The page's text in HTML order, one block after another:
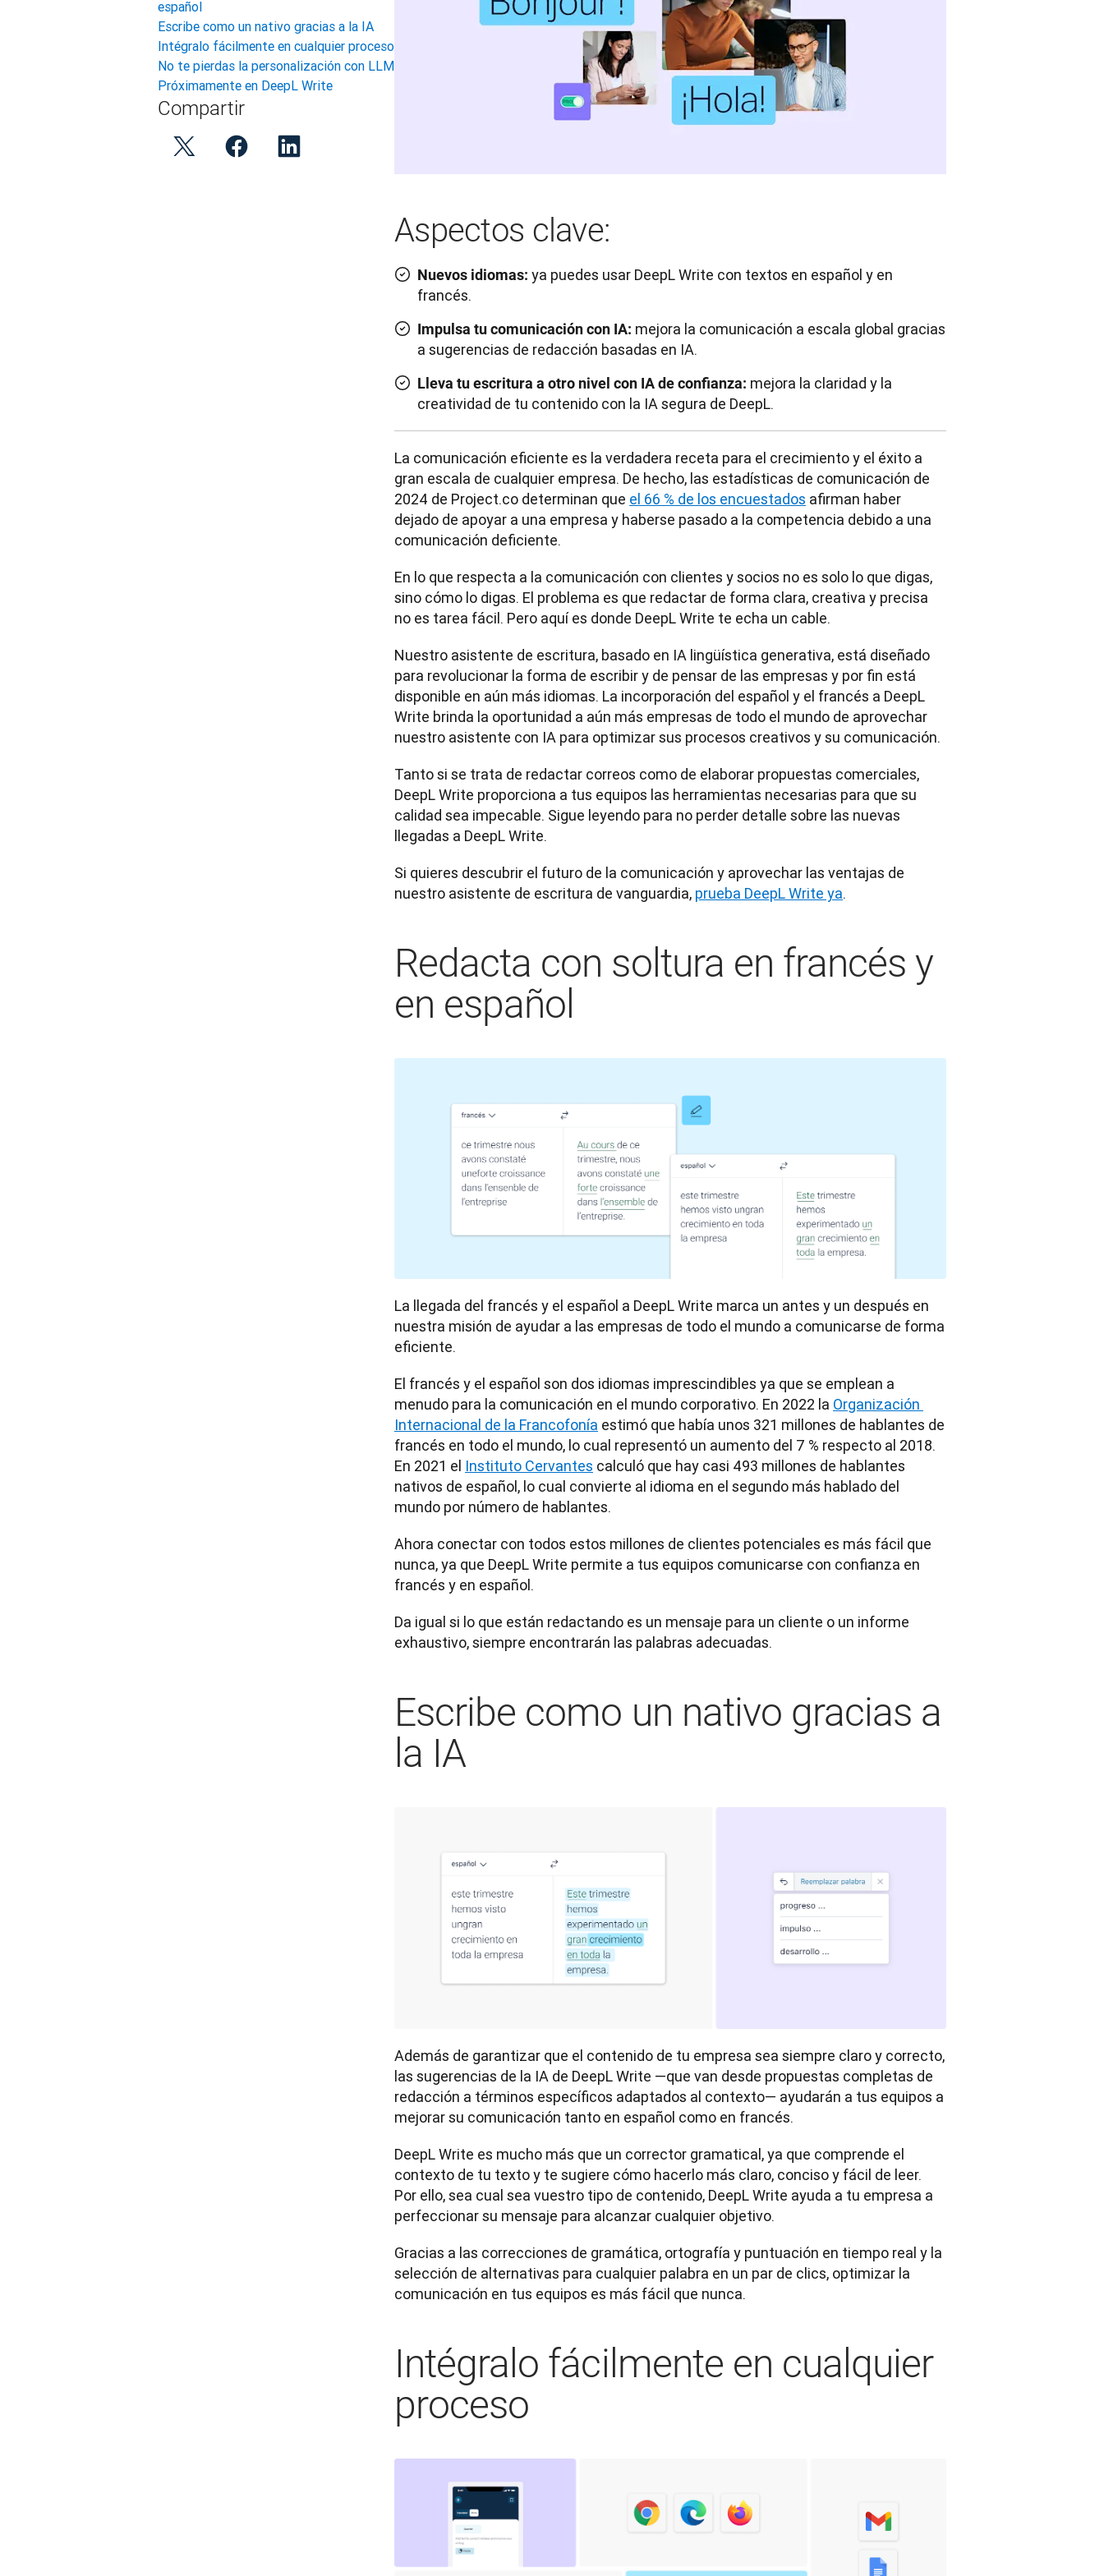
Aspectos clave:
Nuevos idiomas: ya puedes usar DeepL Write con textos en español y en
francés.
Impulsa tu comunicación con IA: mejora la comunicación a escala global gracias
a sugerencias de redacción basadas en IA.
Lleva tu escritura a otro nivel con IA de confianza: mejora la claridad y la
creatividad de tu contenido con la IA segura de DeepL.
La comunicación eficiente es la verdadera receta para el crecimiento y el éxito a
gran escala de cualquier empresa. De hecho, las estadísticas de comunicación de
2024 de Project.co determinan que el 66 % de los encuestados afirman haber
dejado de apoyar a una empresa y haberse pasado a la competencia debido a una
comunicación deficiente.
En lo que respecta a la comunicación con clientes y socios no es solo lo que digas,
sino cómo lo digas. El problema es que redactar de forma clara, creativa y precisa
no es tarea fácil. Pero aquí es donde DeepL Write te echa un cable.
Nuestro asistente de escritura, basado en IA lingüística generativa, está diseñado
para revolucionar la forma de escribir y de pensar de las empresas y por fin está
disponible en aún más idiomas. La incorporación del español y el francés a DeepL
Write brinda la oportunidad a aún más empresas de todo el mundo de aprovechar
nuestro asistente con IA para optimizar sus procesos creativos y su comunicación.
Tanto si se trata de redactar correos como de elaborar propuestas comerciales,
DeepL Write proporciona a tus equipos las herramientas necesarias para que su
calidad sea impecable. Sigue leyendo para no perder detalle sobre las nuevas
llegadas a DeepL Write.
Si quieres descubrir el futuro de la comunicación y aprovechar las ventajas de
nuestro asistente de escritura de vanguardia, prueba DeepL Write ya.
Redacta con soltura en francés y
en español
La llegada del francés y el español a DeepL Write marca un antes y un después en
nuestra misión de ayudar a las empresas de todo el mundo a comunicarse de forma
eficiente.
El francés y el español son dos idiomas imprescindibles ya que se emplean a
menudo para la comunicación en el mundo corporativo. En 2022 la Organización
Internacional de la Francofonía estimó que había unos 321 millones de hablantes de
francés en todo el mundo, lo cual representó un aumento del 7 % respecto al 2018.
En 2021 el Instituto Cervantes calculó que hay casi 493 millones de hablantes
nativos de español, lo cual convierte al idioma en el segundo más hablado del
mundo por número de hablantes.
Ahora conectar con todos estos millones de clientes potenciales es más fácil que
nunca, ya que DeepL Write permite a tus equipos comunicarse con confianza en
francés y en español.
Da igual si lo que están redactando es un mensaje para un cliente o un informe
exhaustivo, siempre encontrarán las palabras adecuadas.
Escribe como un nativo gracias a
la IA
Además de garantizar que el contenido de tu empresa sea siempre claro y correcto,
las sugerencias de la IA de DeepL Write —que van desde propuestas completas de
redacción a términos específicos adaptados al contexto— ayudarán a tus equipos a
mejorar su comunicación tanto en español como en francés.
​DeepL Write es mucho más que un corrector gramatical, ya que comprende el
contexto de tu texto y te sugiere cómo hacerlo más claro, conciso y fácil de leer.
Por ello, sea cual sea vuestro tipo de contenido, DeepL Write ayuda a tu empresa a
perfeccionar su mensaje para alcanzar cualquier objetivo.
Gracias a las correcciones de gramática, ortografía y puntuación en tiempo real y la
selección de alternativas para cualquier palabra en un par de clics, optimizar la
comunicación en tus equipos es más fácil que nunca.
Intégralo fácilmente en cualquier
proceso
español
Escribe como un nativo gracias a la IA
Intégralo fácilmente en cualquier proceso
No te pierdas la personalización con LLM
Próximamente en DeepL Write
Compartir